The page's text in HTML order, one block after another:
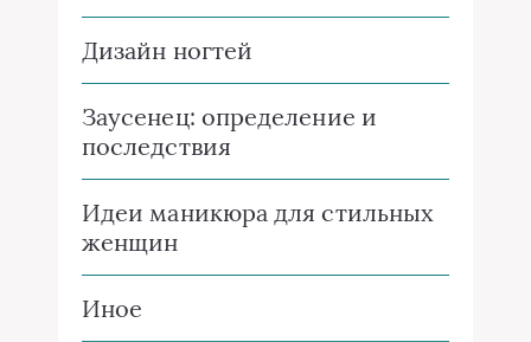
Дизайн ногтей
Заусенец: определение и
последствия
Идеи маникюра для стильных
женщин
Иное